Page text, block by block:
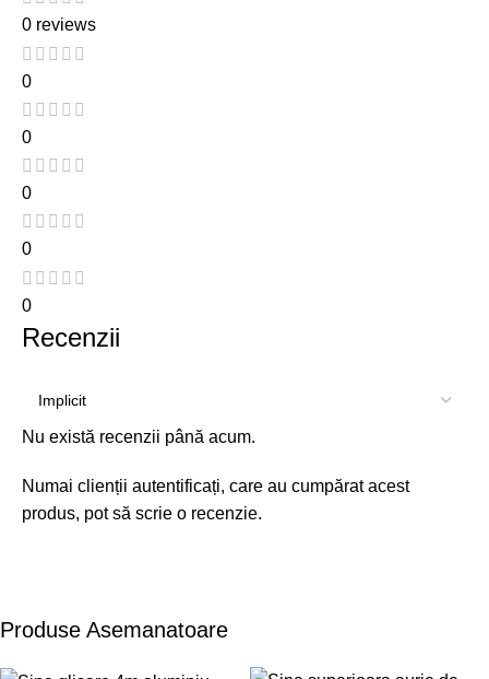
0 reviews
0
0
0
0
0
Recenzii
Nu există recenzii până acum.
Numai clienții autentificați, care au cumpărat acest
produs, pot să scrie o recenzie.
Produse Asemanatoare